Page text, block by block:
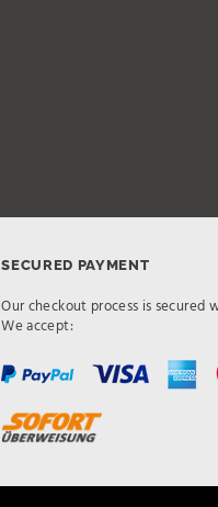
SECURED PAYMENT
Our checkout process is secured
We accept: